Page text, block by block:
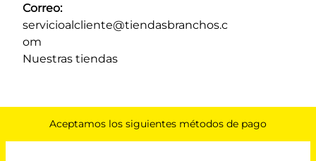
Correo:
servicioalcliente@tiendasbranchos.c
om
Nuestras tiendas
Aceptamos los siguientes métodos de pago